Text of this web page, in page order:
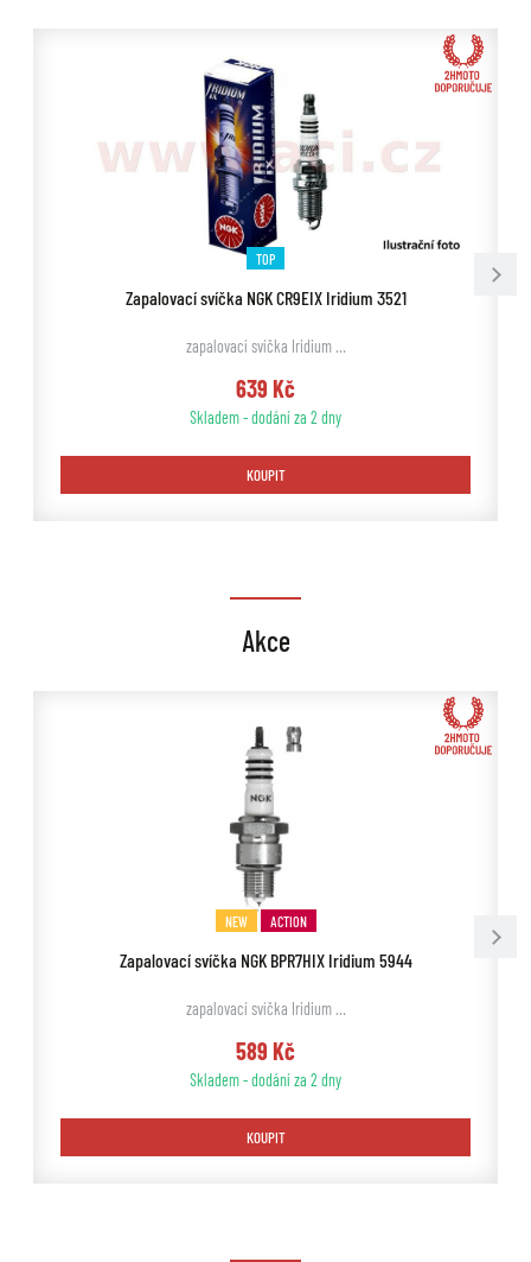
Zapalovací svíčka NGK CR9EIX Iridium 3521
zapalovací svíčka Iridium …
TOP
639 Kč
Skladem - dodání za 2 dny
KOUPIT
Akce
Zapalovací svíčka NGK BPR7HIX Iridium 5944
zapalovací svíčka Iridium …
NEW ACTION
589 Kč
Skladem - dodání za 2 dny
KOUPIT